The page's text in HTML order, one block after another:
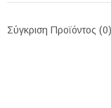
Σύγκριση Προϊόντος (0)